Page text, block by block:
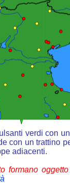
verdi con
con un trattino
adiacenti.
formano